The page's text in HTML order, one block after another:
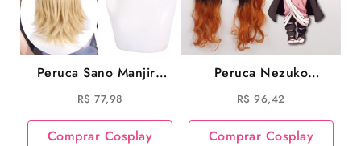
Peruca Sano Manjiro
Anime Tokyo
Revengers Sano
Manjiro Cosplay
R$ 77,98
Comprar Cosplay
Peruca Nezuko
Kamado Cosplay
Demon Slayer Cosplay
R$ 96,42
Comprar Cosplay